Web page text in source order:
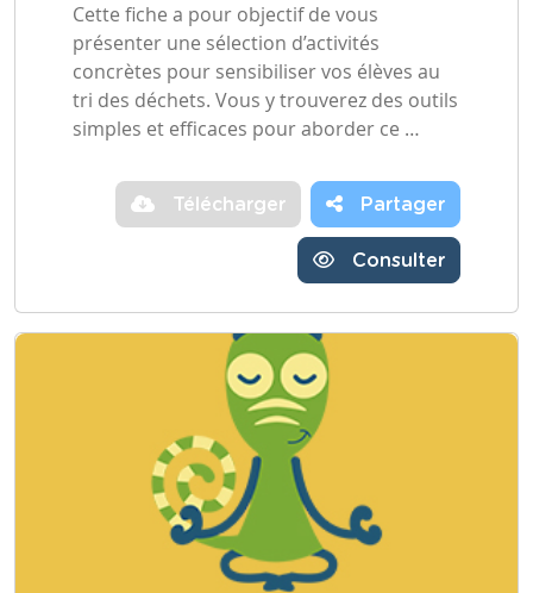
Cette fiche a pour objectif de vous
présenter une sélection d’activités
concrètes pour sensibiliser vos élèves au
tri des déchets. Vous y trouverez des outils
simples et efficaces pour aborder ce …
Télécharger Partager
Consulter